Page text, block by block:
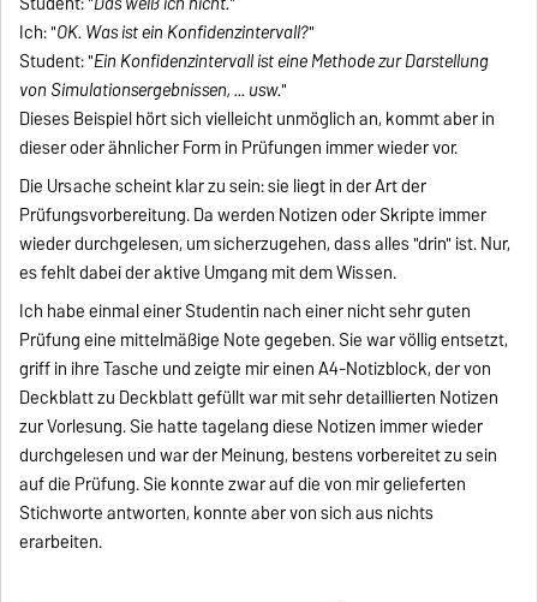
Ich: "OK. Was ist ein Konfidenzintervall?"
Student: "Ein Konfidenzintervall ist eine Methode zur Darstellung
von Simulationsergebnissen, ... usw."
Dieses Beispiel hört sich vielleicht unmöglich an, kommt aber in
dieser oder ähnlicher Form in Prüfungen immer wieder vor.
Die Ursache scheint klar zu sein: sie liegt in der Art der
Prüfungsvorbereitung. Da werden Notizen oder Skripte immer
wieder durchgelesen, um sicherzugehen, dass alles "drin" ist. Nur,
es fehlt dabei der aktive Umgang mit dem Wissen.
Ich habe einmal einer Studentin nach einer nicht sehr guten
Prüfung eine mittelmäßige Note gegeben. Sie war völlig entsetzt,
griff in ihre Tasche und zeigte mir einen A4-Notizblock, der von
Deckblatt zu Deckblatt gefüllt war mit sehr detaillierten Notizen
zur Vorlesung. Sie hatte tagelang diese Notizen immer wieder
durchgelesen und war der Meinung, bestens vorbereitet zu sein
auf die Prüfung. Sie konnte zwar auf die von mir gelieferten
Stichworte antworten, konnte aber von sich aus nichts
erarbeiten.